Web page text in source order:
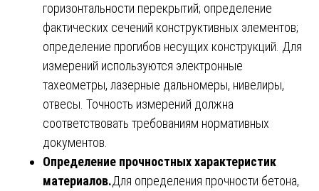
горизонтальности перекрытий; определение
фактических сечений конструктивных элементов;
определение прогибов несущих конструкций. Для
измерений используются электронные
тахеометры, лазерные дальномеры, нивелиры,
отвесы. Точность измерений должна
соответствовать требованиям нормативных
документов.
Определение прочностных характеристик
материалов.Для определения прочности бетона,